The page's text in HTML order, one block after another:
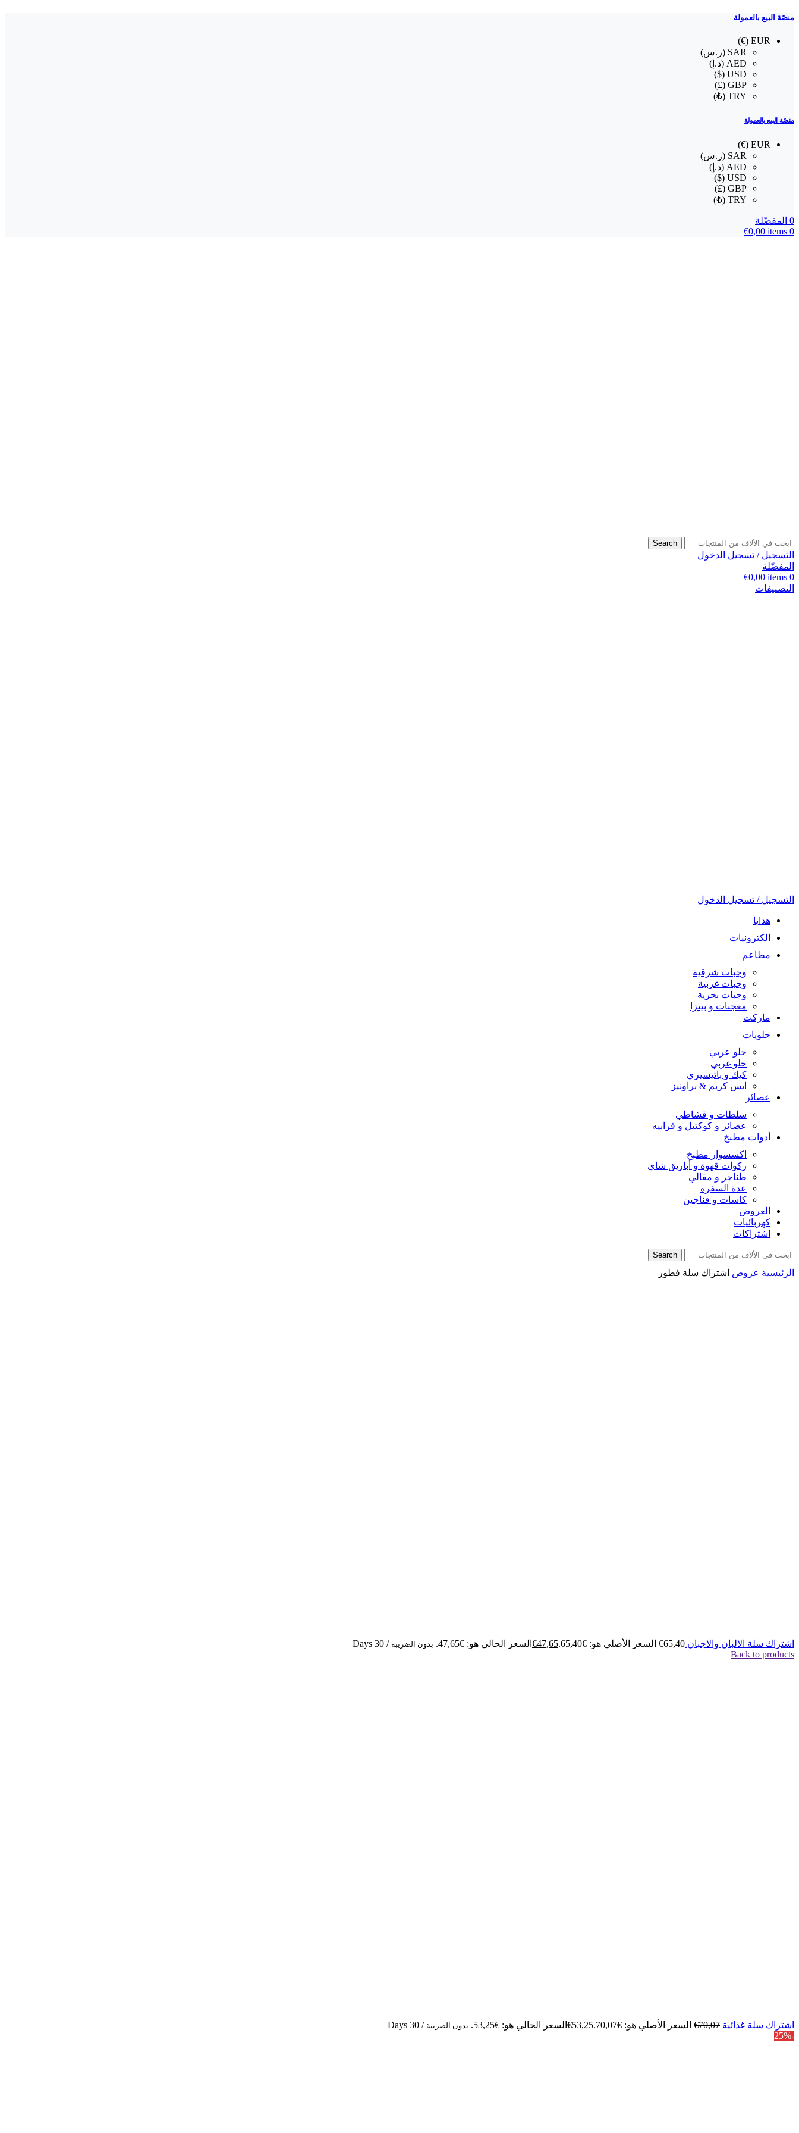
منصّة البيع بالعمولة
EUR (€)
SAR (ر.س)
AED (د.إ)
USD ($)
GBP (£)
TRY (₺)
منصّة البيع بالعمولة
EUR (€)
SAR (ر.س)
AED (د.إ)
USD ($)
GBP (£)
TRY (₺)
0 المفضّلة
0
items
€0,00
Search
التسجيل / تسجيل الدخول
المفضّلة
0
items
€0,00
التصنيفات
التسجيل / تسجيل الدخول
هدايا
الكترونيات
مطاعم
وجبات شرقية
وجبات غربية
وجبات بحرية
معجنات و بيتزا
ماركت
حلويات
حلو عربي
حلو غربي
كيك و باتيسيري
ايس كريم & براونيز
عصائر
سلطات و قشاطي
عصائر و كوكتيل و فرابيه
أدوات مطبخ
اكسسوار مطبخ
ركوات قهوة و أباريق شاي
طناجر و مقالي
عدة السفرة
كاسات و فناجين
العروض
كهربائيات
اشتراكات
Search
الرئيسية عروض اشتراك سلة فطور
اشتراك سلة الالبان والاجبان €65,40 السعر الأصلي هو: €65,40. €47,65 السعر الحالي هو: €47,65. بدون الضريبة / 30 Days
Back to products
اشتراك سلة غذائية €70,07 السعر الأصلي هو: €70,07. €53,25 السعر الحالي هو: €53,25. بدون الضريبة / 30 Days
-25%